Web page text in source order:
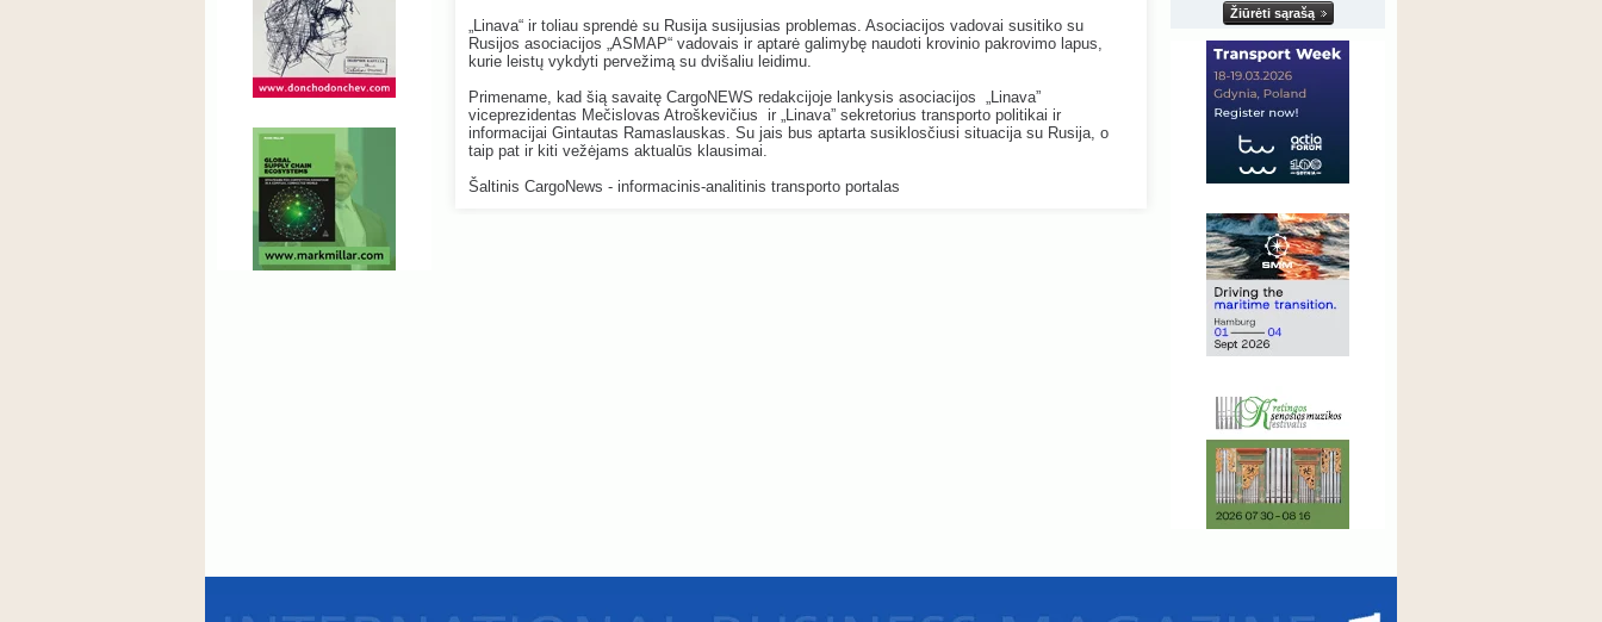
„Linava“ ir toliau sprendė su Rusija susijusias problemas. Asociacijos vadovai susitiko su
Rusijos asociacijos „ASMAP“ vadovais ir aptarė galimybę naudoti krovinio pakrovimo lapus,
kurie leistų vykdyti pervežimą su dvišaliu leidimu.
Primename, kad šią savaitę CargoNEWS redakcijoje lankysis asociacijos „Linava”
viceprezidentas Mečislovas Atroškevičius ir „Linava” sekretorius transporto politikai ir
informacijai Gintautas Ramaslauskas. Su jais bus aptarta susiklosčiusi situacija su Rusija, o
taip pat ir kiti vežėjams aktualūs klausimai.
Šaltinis CargoNews - informacinis-analitinis transporto portalas
Žiūrėti sąrašą